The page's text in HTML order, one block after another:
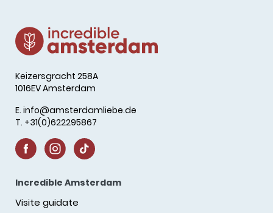
Keizersgracht 258A
1016EV Amsterdam
E. info@amsterdamliebe.de
T. +31(0)622295867
Incredible Amsterdam
Visite guidate